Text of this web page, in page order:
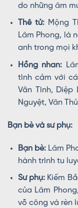
do những âm
Thê tử:Mộng
Lâm Phong, là
anh trong mọi
Hồng nhan:
tình cảm với
Vãn Tình, Diệp
Nguyệt, Vân
Bạn bè và sư phụ:
Bạn bè: Lâm
hành trình tu
Sư phụ: Kiếm
của Lâm
võ công và rèn